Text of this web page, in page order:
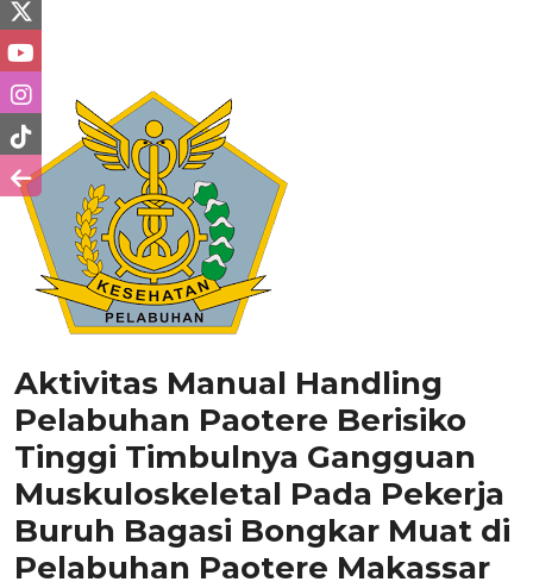
Aktivitas Manual Handling
Pelabuhan Paotere Berisiko
Tinggi Timbulnya Gangguan
Muskuloskeletal Pada Pekerja
Buruh Bagasi Bongkar Muat di
Pelabuhan Paotere Makassar